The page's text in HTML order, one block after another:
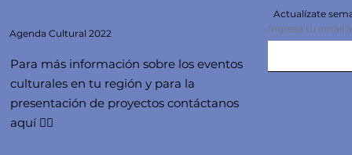
Agenda Cultural 2022
Para más información sobre los eventos
culturales en tu región y para la
presentación de proyectos contáctanos
aquí 👇🏻
Actualízate
Ingresa tu email